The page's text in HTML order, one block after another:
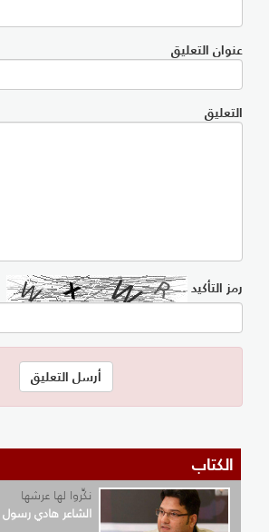
التعليق
التأكيد
نكِّروا لها عرشها
الشاعر هادي رسول